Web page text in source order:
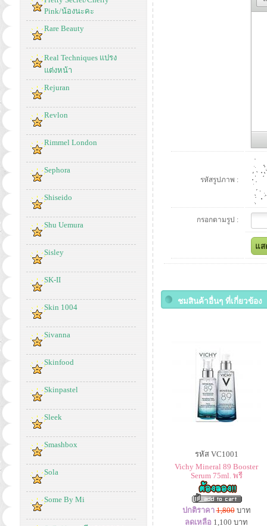
Pink/น้องนะคะ
Rare Beauty
Real Techniques แปรง
แต่งหน้า
Rejuran
Revlon
Rimmel London
Sephora
Shiseido
Shu Uemura
Sisley
SK-II
Skin 1004
Sivanna
Skinfood
Skinpastel
Sleek
Smashbox
Sola
Some By Mi
รหัสรูปภาพ :
กรอกตามรูป :
ชมสินค้าอื่นๆ ที่เกี่ยวข้อง
รหัส VC1001
Vichy Mineral 89 Booster
Serum 75ml. พรี
ปกติราคา 1,800บาท
ลดเหลือ 1,100 บาท